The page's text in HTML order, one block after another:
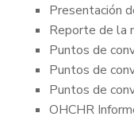
Presentación
Reporte de la
Puntos de
Puntos de
Puntos de
OHCHR